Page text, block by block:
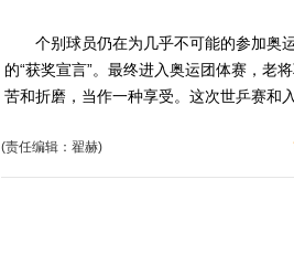
个别球员仍在为几乎不可能的参加奥运
的“获奖宣言”。最终进入奥运团体赛，老
苦和折磨，当作一种享受。这次世乒赛和
(责任编辑：翟赫)